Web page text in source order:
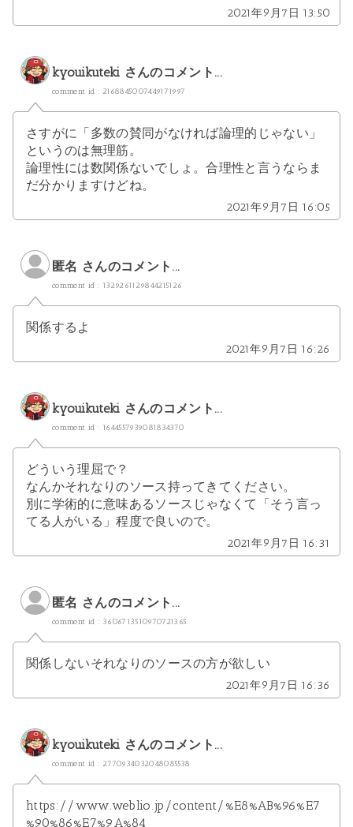
2021年9月7日 13:50
kyouikuteki さんのコメント...
comment id : 2168845007449171997
さすがに「多数の賛同がなければ論理的じゃない」
というのは無理筋。
論理性には数関係ないでしょ。合理性と言うならま
だ分かりますけどね。
2021年9月7日 16:05
匿名 さんのコメント...
comment id : 1329261129844215126
関係するよ
2021年9月7日 16:26
kyouikuteki さんのコメント...
comment id : 1644557939081834370
どういう理屈で？
なんかそれなりのソース持ってきてください。
別に学術的に意味あるソースじゃなくて「そう言っ
てる人がいる」程度で良いので。
2021年9月7日 16:31
匿名 さんのコメント...
comment id : 3606713510970721365
関係しないそれなりのソースの方が欲しい
2021年9月7日 16:36
kyouikuteki さんのコメント...
comment id : 2770934032048085538
https://www.weblio.jp/content/%E8%AB%96%E7
%90%86%E7%9A%84